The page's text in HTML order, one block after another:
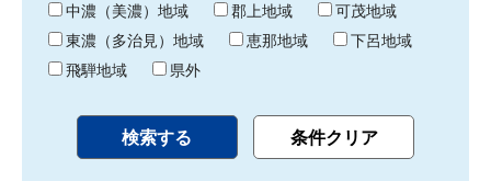
中濃（美濃）地域
郡上地域
可茂地域
東濃（多治見）地域
恵那地域
下呂地域
飛騨地域
県外